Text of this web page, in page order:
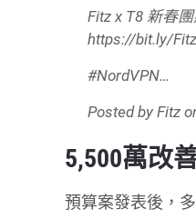
Fitz x T8 新春
https://bit.ly/
#NordVPN…
Posted byFitz
5,500萬改
預算案發表後，